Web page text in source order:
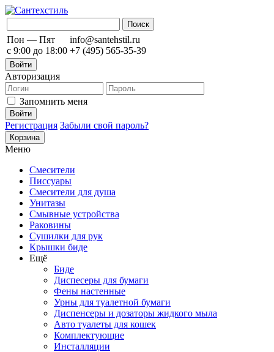
Пон — Пят
с 9:00 до 18:00
info@santehstil.ru
+7 (495) 565-35-39
Войти
Авторизация
Запомнить меня
Регистрация Забыли свой пароль?
Корзина
Меню
Смесители
Писсуары
Смесители для душа
Унитазы
Смывные устройства
Раковины
Сушилки для рук
Крышки биде
Ещё
Биде
Диспесеры для бумаги
Фены настенные
Урны для туалетной бумаги
Диспенсеры и дозаторы жидкого мыла
Авто туалеты для кошек
Комплектующие
Инсталляции